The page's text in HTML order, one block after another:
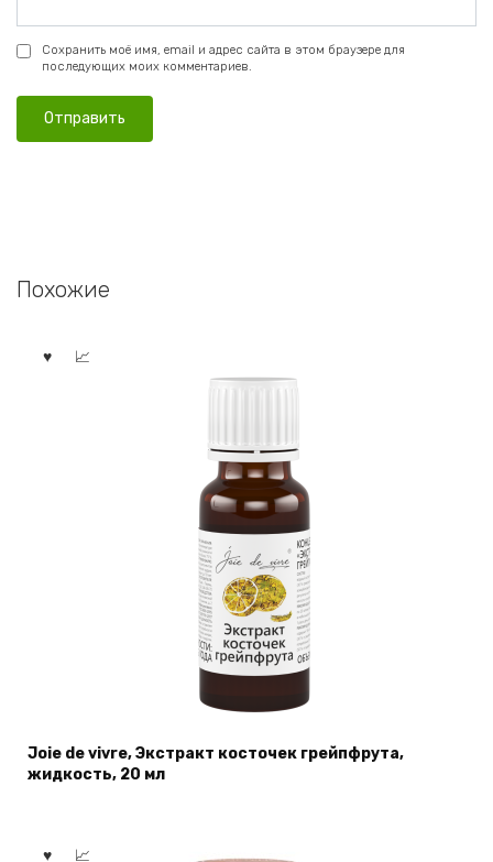
Сохранить моё имя, email и адрес сайта в этом браузере для
последующих моих комментариев.
Похожие
Joie de vivre, Экстракт косточек грейпфрута,
жидкость, 20 мл